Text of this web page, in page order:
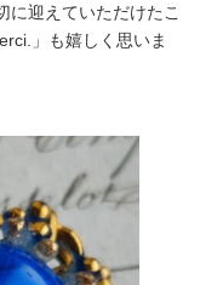
に迎えていただけたこ
」も嬉しく思いま